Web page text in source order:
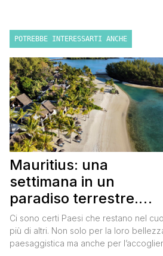
POTREBBE INTERESSARTI ANCHE
Mauritius: una
settimana in un
paradiso terrestre.
Itinerario completo
Ci sono certi Paesi che restano nel
più di altri. Non solo per la loro
paesaggistica ma anche per